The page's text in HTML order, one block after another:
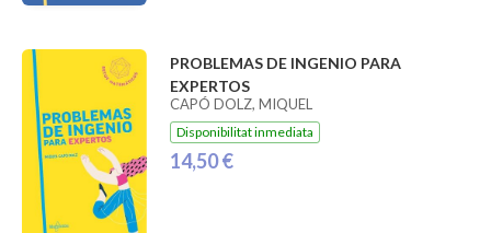
PROBLEMAS DE INGENIO PARA
EXPERTOS
CAPÓ DOLZ, MIQUEL
Disponibilitat inmediata
14,50 €